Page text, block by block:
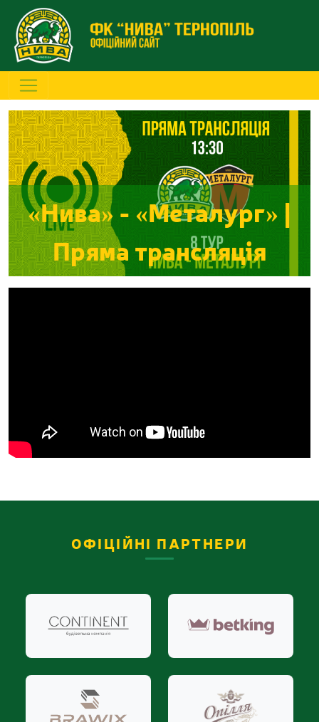
«Нива» - «Металург» |
Пряма трансляція
ОФІЦІЙНІ ПАРТНЕРИ